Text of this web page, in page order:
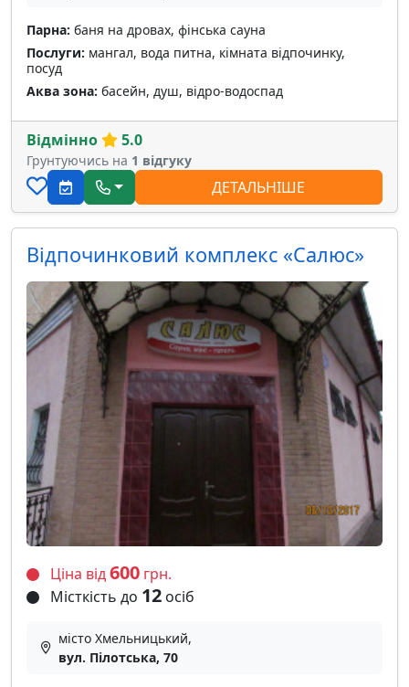
Парна: баня на дровах, фінська сауна
Послуги: мангал, вода питна, кімната відпочинку,
посуд
Аква зона: басейн, душ, відро-водоспад
Відмінно 5.0
Грунтуючись на 1 відгуку
ДЕТАЛЬНІШЕ
Відпочинковий комплекс «Салюс»
Ціна від600 грн.
Місткість до 12 осіб
місто Хмельницький,
вул. Пілотська, 70